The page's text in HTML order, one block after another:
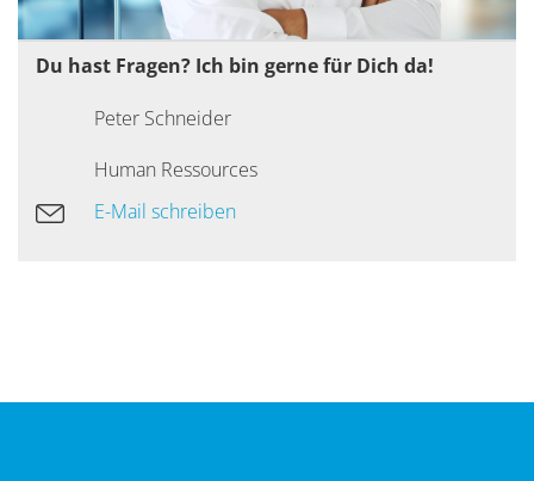
Du hast Fragen? Ich bin gerne für Dich da!
Peter Schneider
Human Ressources
E-Mail schreiben